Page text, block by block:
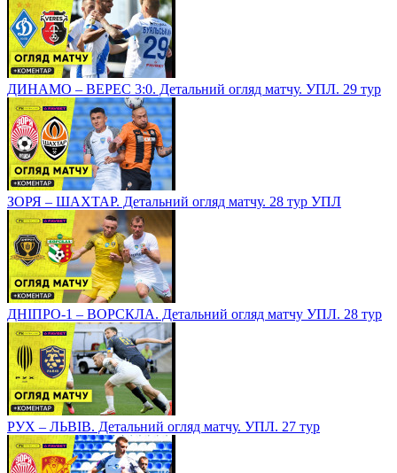
ДИНАМО – ВЕРЕС 3:0. Детальний огляд матчу. УПЛ. 29 тур
ЗОРЯ – ШАХТАР. Детальний огляд матчу. 28 тур УПЛ
ДНІПРО-1 – ВОРСКЛА. Детальний огляд матчу УПЛ. 28 тур
РУХ – ЛЬВІВ. Детальний огляд матчу. УПЛ. 27 тур